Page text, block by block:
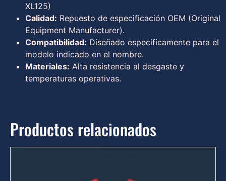
XL125)
Calidad: Repuesto de especificación OEM (Original
Equipment Manufacturer).
Compatibilidad: Diseñado específicamente para el
modelo indicado en el nombre.
Materiales: Alta resistencia al desgaste y
temperaturas operativas.
Productos relacionados